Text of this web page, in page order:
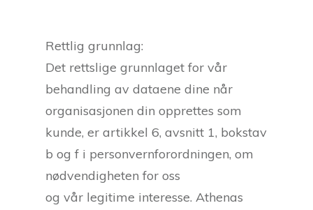
Rettlig grunnlag:
Det rettslige grunnlaget for vår
behandling av dataene dine når
organisasjonen din opprettes som
kunde, er artikkel 6, avsnitt 1, bokstav
b og f i personvernforordningen, om
nødvendigheten for oss
og vår legitime interesse. Athenas